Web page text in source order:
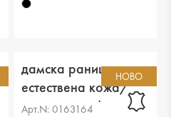
НОВО
дамска раница
естествена кожа/
еко кожа кафява
Арт.N: 0163164